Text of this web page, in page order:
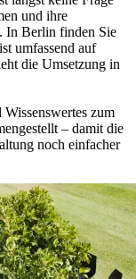
und ihre
In Berlin finden Sie
umfassend auf
die Umsetzung in
zum
– damit die
noch einfacher